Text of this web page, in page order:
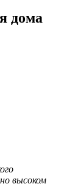
дома
высоком